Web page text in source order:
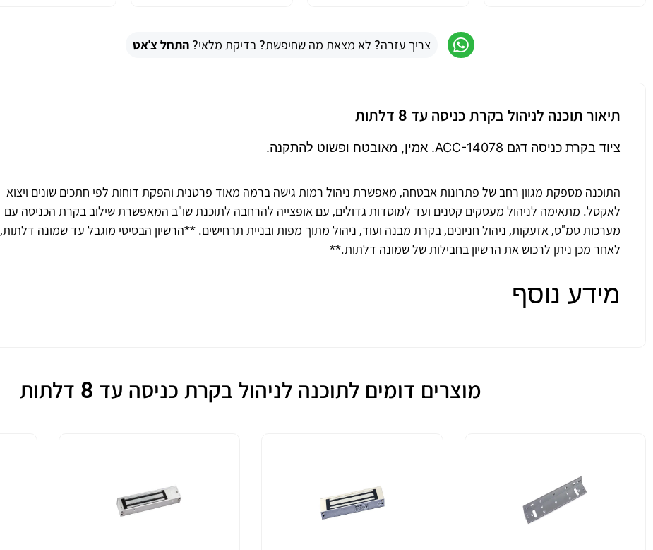
צריך עזרה? לא מצאת מה שחיפשת? בדיקת מלאי?התחל צ'אט
תיאור תוכנה לניהול בקרת כניסה עד 8 דלתות
ציוד בקרת כניסה דגם ACC-14078. אמין, מאובטח ופשוט להתקנה.
התוכנה מספקת מגוון רחב של פתרונות אבטחה, מאפשרת ניהול רמות גישה ברמה מאוד פרטנית והפקת דוחות לפי חתכים שונים ויצוא
לאקסל. מתאימה לניהול מעסקים קטנים ועד למוסדות גדולים, עם אופצייה להרחבה לתוכנת שו"ב המאפשרת שילוב בקרת הכניסה עם
מערכות טמ"ס, אזעקות, ניהול חניונים, בקרת מבנה ועוד, ניהול מתוך מפות ובניית תרחישים. **הרשיון הבסיסי מוגבל עד שמונה דלתות,
לאחר מכן ניתן לרכוש את הרשיון בחבילות של שמונה דלתות.**
מידע נוסף
מוצרים דומים לתוכנה לניהול בקרת כניסה עד 8 דלתות